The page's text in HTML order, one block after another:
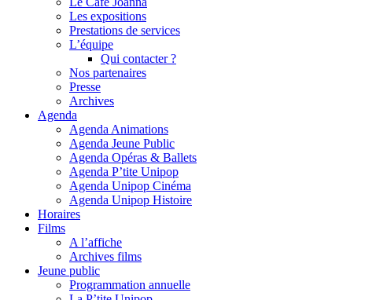
Les expositions
Prestations de services
L’équipe
Qui contacter ?
Nos partenaires
Presse
Archives
Agenda
Agenda Animations
Agenda Jeune Public
Agenda Opéras & Ballets
Agenda P’tite Unipop
Agenda Unipop Cinéma
Agenda Unipop Histoire
Horaires
Films
A l’affiche
Archives films
Jeune public
Programmation annuelle